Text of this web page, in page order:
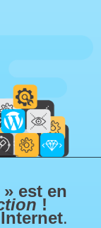
est en
!
.